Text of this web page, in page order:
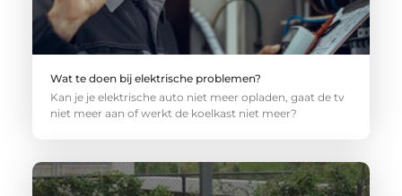
Wat te doen bij elektrische problemen?
Kan je je elektrische auto niet meer opladen, gaat de tv
niet meer aan of werkt de koelkast niet meer?